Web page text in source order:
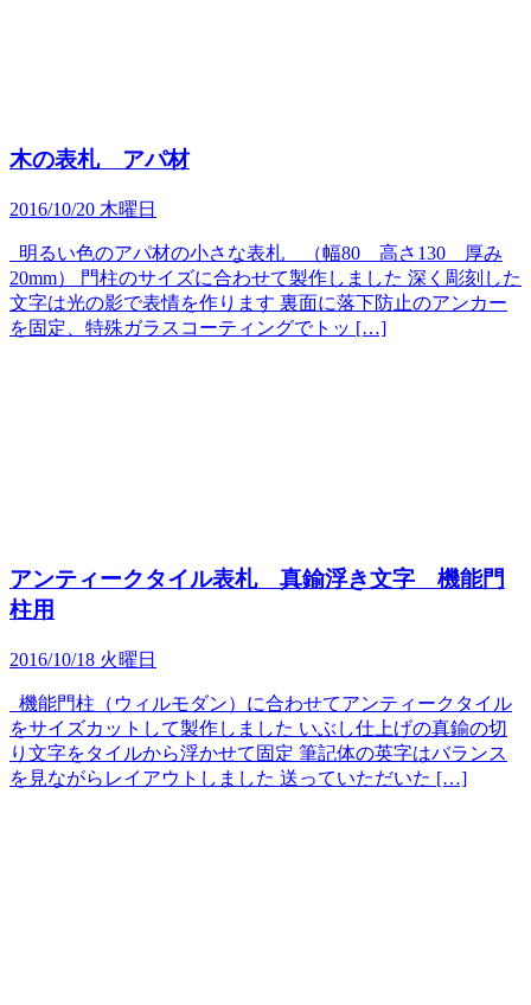
木の表札 アパ材
2016/10/20 木曜日
明るい色のアパ材の小さな表札 （幅80 高さ130 厚み
20mm） 門柱のサイズに合わせて製作しました 深く彫刻した
文字は光の影で表情を作ります 裏面に落下防止のアンカー
を固定、特殊ガラスコーティングでトッ […]
アンティークタイル表札 真鍮浮き文字 機能門
柱用
2016/10/18 火曜日
機能門柱（ウィルモダン）に合わせてアンティークタイル
をサイズカットして製作しました いぶし仕上げの真鍮の切
り文字をタイルから浮かせて固定 筆記体の英字はバランス
を見ながらレイアウトしました 送っていただいた […]